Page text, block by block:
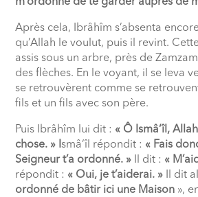
m’ordonne de te garder auprès de
Après cela, Ibrâhîm s’absenta
qu’Allah le voulut, puis il revint.
assis sous un arbre, près de
des flèches. En le voyant, il se leva
se retrouvèrent comme se
fils et un fils avec son père.
Puis Ibrâhîm lui dit : « Ô Ismâ‘îl,
chose. » Ismâ‘îl répondit : « Fais
Seigneur t’a ordonné. » Il dit : «
répondit : « Oui, je t’aiderai. » Il dit
ordonné de bâtir ici une Maison »,